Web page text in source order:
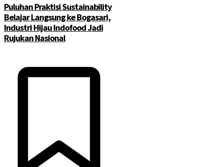
Puluhan Praktisi Sustainability
Belajar Langsung ke Bogasari,
Industri Hijau Indofood Jadi
Rujukan Nasional